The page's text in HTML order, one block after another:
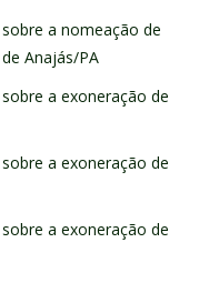
a nomeação de
Anajás/PA
a exoneração de
a exoneração de
a exoneração de